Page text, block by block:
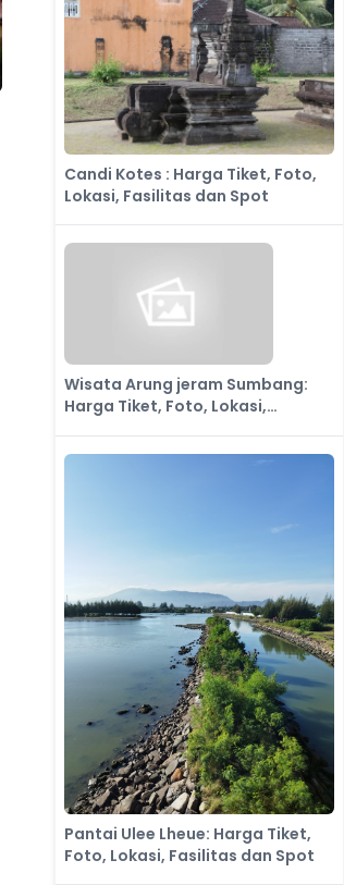
Candi Kotes : Harga Tiket, Foto,
Lokasi, Fasilitas dan Spot
Wisata Arung jeram Sumbang:
Harga Tiket, Foto, Lokasi,
Pantai Ulee Lheue: Harga Tiket,
Foto, Lokasi, Fasilitas dan Spot